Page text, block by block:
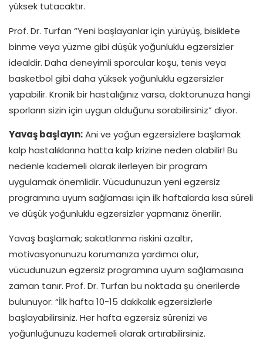
yüksek tutacaktır.
Prof. Dr. Turfan “Yeni başlayanlar için yürüyüş, bisiklete
binme veya yüzme gibi düşük yoğunluklu egzersizler
idealdir. Daha deneyimli sporcular koşu, tenis veya
basketbol gibi daha yüksek yoğunluklu egzersizler
yapabilir. Kronik bir hastalığınız varsa, doktorunuza hangi
sporların sizin için uygun olduğunu sorabilirsiniz” diyor.
Yavaş başlayın:Ani ve yoğun egzersizlere başlamak
kalp hastalıklarına hatta kalp krizine neden olabilir! Bu
nedenle kademeli olarak ilerleyen bir program
uygulamak önemlidir. Vücudunuzun yeni egzersiz
programına uyum sağlaması için ilk haftalarda kısa süreli
ve düşük yoğunluklu egzersizler yapmanız önerilir.
Yavaş başlamak; sakatlanma riskini azaltır,
motivasyonunuzu korumanıza yardımcı olur,
vücudunuzun egzersiz programına uyum sağlamasına
zaman tanır. Prof. Dr. Turfan bu noktada şu önerilerde
bulunuyor: “İlk hafta 10-15 dakikalık egzersizlerle
başlayabilirsiniz. Her hafta egzersiz sürenizi ve
yoğunluğunuzu kademeli olarak artırabilirsiniz.